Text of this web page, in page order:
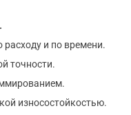
расходу и по времени.
точности.
износостойкостью.